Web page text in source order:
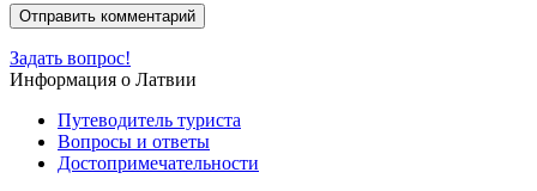
Задать вопрос!
Информация о Латвии
Путеводитель туриста
Вопросы и ответы
Достопримечательности